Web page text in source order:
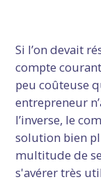
Si l’on devait
compte
peu coûteuse
entrepreneur
l’inverse, le
solution bien
multitude de
s'avérer très